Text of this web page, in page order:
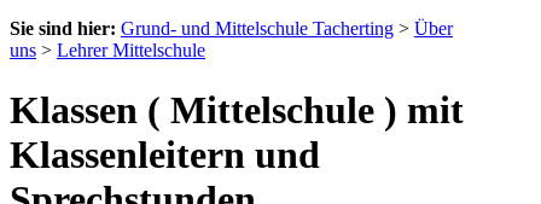
Sie sind hier: Grund- und Mittelschule Tacherting > Über
uns > Lehrer Mittelschule
Klassen ( Mittelschule ) mit
Klassenleitern und